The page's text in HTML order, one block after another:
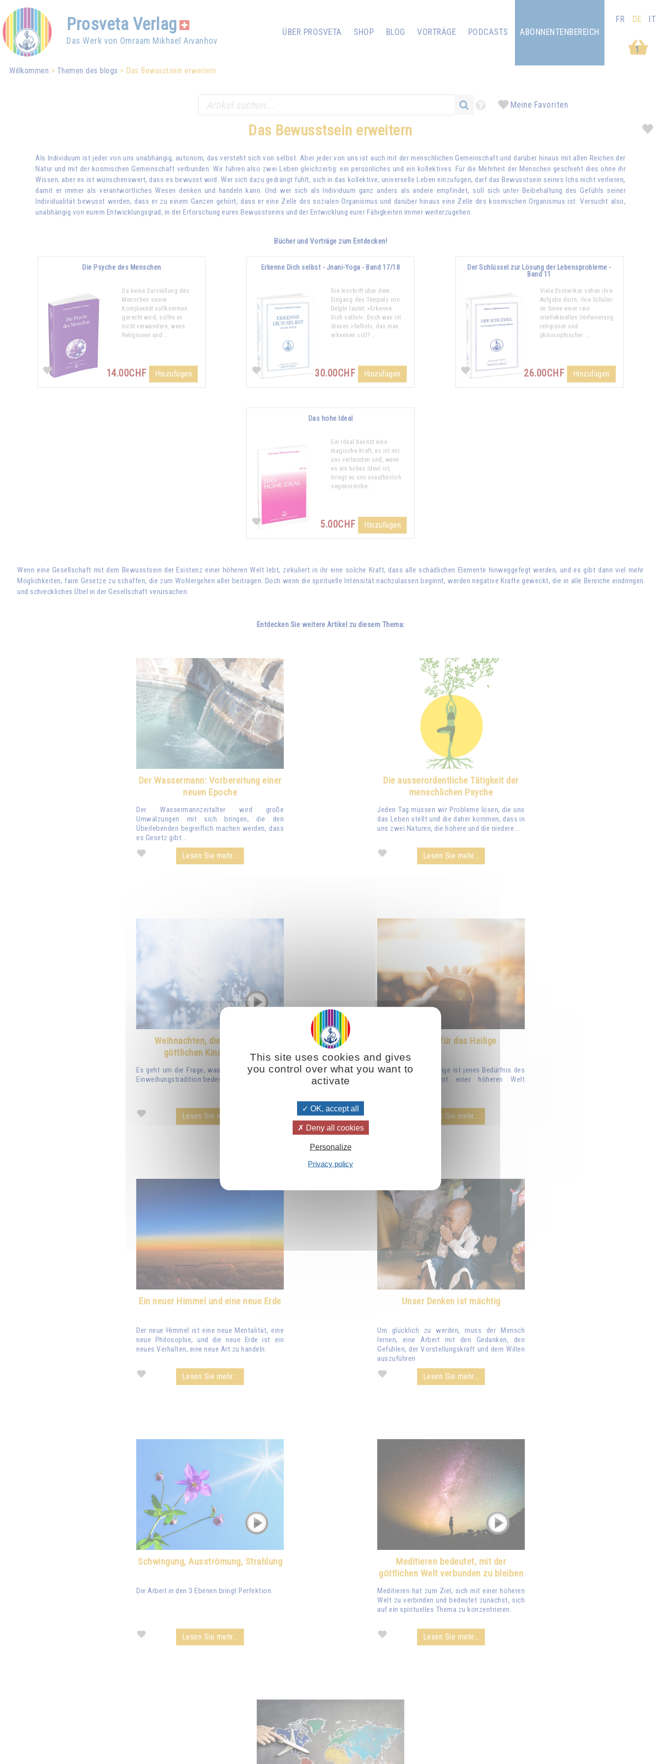
Prosveta Verlag
Das Werk von Omraam Mikhael Aivanhov
ÜBER PROSVETA SHOP BLOG VORTRÄGE
PODCASTS
1
ABONNENTENBEREICH
FR DE IT
Willkommen Themen des blogs Das Bewusstsein erweitern
Meine Favoriten
Das Bewusstsein erweitern
Als Individuum ist jeder von uns unabhängig, autonom, das versteht sich von selbst. Aber jeder von uns ist auch mit der menschlichen Gemeinschaft und darüber hinaus mit allen Reichen der
Natur und mit der kosmischen Gemeinschaft verbunden. Wir führen also zwei Leben gleichzeitig: ein persönliches und ein kollektives. Für die Mehrheit der Menschen geschieht dies ohne ihr
Wissen, aber es ist wünschenswert, dass es bewusst wird. Wer sich dazu gedrängt fühlt, sich in das kollektive, universelle Leben einzufügen, darf das Bewusstsein seines Ichs nicht verlieren,
damit er immer als verantwortliches Wesen denken und handeln kann. Und wer sich als Individuum ganz anders als andere empfindet, soll sich unter Beibehaltung des Gefühls seiner
Individualität bewusst werden, dass er zu einem Ganzen gehört, dass er eine Zelle des sozialen Organismus und darüber hinaus eine Zelle des kosmischen Organismus ist. Versucht also,
unabhängig von eurem Entwicklungsgrad, in der Erforschung eures Bewusstseins und der Entwicklung eurer Fähigkeiten immer weiterzugehen.
Bücher und Vorträge zum Entdecken!
Die Psyche des Menschen
Da keine Darstellung des
Menschen seiner
Komplexität vollkommen
gerecht wird, sollte es
nicht verwundern, wenn
Religionen und …
14.00CHF Hinzufügen
Erkenne Dich selbst - Jnani-Yoga - Band 17/18
Die Inschrift über dem
Eingang des Tempels von
Delphi lautet: »Erkenne
Dich selbst«. Doch was ist
dieses »Selbst«, das man
erkennen soll? …
30.00CHF Hinzufügen
Der Schlüssel zur Lösung der Lebensprobleme -
Band 11
Viele Esoteriker sehen ihre
Aufgabe darin, ihre Schüler
im Sinne einer rein
intellektuellen Verfeinerung
religiöser und
philosophischer …
26.00CHF Hinzufügen
Das hohe Ideal
Ein Ideal besitzt eine
magische Kraft, es ist mit
uns verbunden und, wenn
es ein hohes Ideal ist,
bringt es uns unaufhörlich
segensreiche …
5.00CHF Hinzufügen
Wenn eine Gesellschaft mit dem Bewusstsein der Existenz einer höheren Welt lebt, zirkuliert in ihr eine solche Kraft, dass alle schädlichen Elemente hinweggefegt werden, und es gibt dann viel mehr
Möglichkeiten, faire Gesetze zu schaffen, die zum Wohlergehen aller beitragen. Doch wenn die spirituelle Intensität nachzulassen beginnt, werden negative Kräfte geweckt, die in alle Bereiche eindringen
und schreckliches Übel in der Gesellschaft verursachen.
Entdecken Sie weitere Artikel zu diesem Thema:
Der Wassermann: Vorbereitung einer
neuen Epoche
Der Wassermannzeitalter wird große
Umwälzungen mit sich bringen, die den
Überlebenden begreiflich machen werden, dass
es Gesetz gibt...
Lesen Sie mehr...
Die ausserordentliche Tätigkeit der
menschlichen Psyche
Jeden Tag müssen wir Probleme lösen, die uns
das Leben stellt und die daher kommen, dass in
uns zwei Naturen, die höhere und die niedere...
Lesen Sie mehr...
Weihnachten, die Geburt des
göttlichen Kindes in uns
Es geht um die Frage, was Weihnachten in der
Einweihungstradition bedeutet.
Lesen Sie mehr...
Der Sinn für das Heilige
Der Sinn für das Heilige ist jenes Bedürfnis des
Menschen, sich mit einer höheren Welt
verbunden zu fühlen...
Lesen Sie mehr...
Ein neuer Himmel und eine neue Erde
Der neue Himmel ist eine neue Mentalität, eine
neue Philosophie, und die neue Erde ist ein
neues Verhalten, eine neue Art zu handeln.
Lesen Sie mehr...
Unser Denken ist mächtig
Um glücklich zu werden, muss der Mensch
lernen, eine Arbeit mit den Gedanken, den
Gefühlen, der Vorstellungskraft und dem Willen
auszuführen
Lesen Sie mehr...
Schwingung, Ausströmung, Strahlung
Die Arbeit in den 3 Ebenen bringt Perfektion.
Lesen Sie mehr...
Meditieren bedeutet, mit der
göttlichen Welt verbunden zu bleiben
Meditieren hat zum Ziel, sich mit einer höheren
Welt zu verbinden und bedeutet zunächst, sich
auf ein spirituelles Thema zu konzentrieren.
Lesen Sie mehr...
This site uses cookies and gives
you control over what you want to
activate
OK, accept all
Deny all cookies
Personalize
Privacy policy